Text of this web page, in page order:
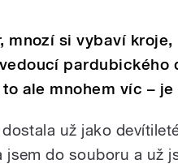
mnozí si vybaví
pardubického
ale mnohem víc –
už jako
jsem do souboru a už